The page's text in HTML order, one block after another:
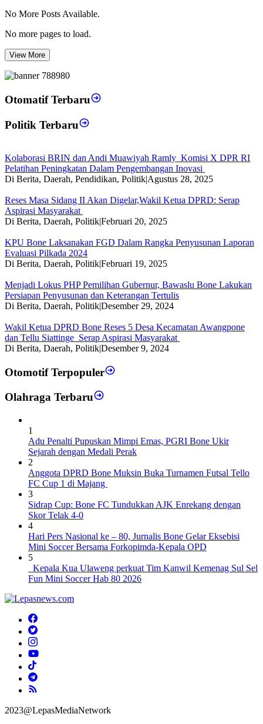
No More Posts Available.
No more pages to load.
View More
Otomatif Terbaru
Politik Terbaru
Kolaborasi BRIN dan Andi Muawiyah Ramly Komisi X DPR RI
Pelatihan Peningkatan Dalam Pengembangan Inovasi
Di Berita, Daerah, Pendidikan, Politik|Agustus 28, 2025
Reses Masa Sidang II Akan Digelar,Wakil Ketua DPRD: Serap
Aspirasi Masyarakat
Di Berita, Daerah, Politik|Februari 20, 2025
KPU Bone Laksanakan FGD Dalam Rangka Penyusunan Laporan
Evaluasi Pilkada 2024
Di Berita, Daerah, Politik|Februari 19, 2025
Menjadi Lokus PHP Pemilihan Gubernur, Bawaslu Bone Lakukan
Persiapan Penyusunan dan Keterangan Tertulis
Di Berita, Daerah, Politik|Desember 29, 2024
Wakil Ketua DPRD Bone Reses 5 Desa Kecamatan Awangpone
dan Tellu Siattinge Serap Aspirasi Masyarakat
Di Berita, Daerah, Politik|Desember 9, 2024
Otomotif Terpopuler
Olahraga Terbaru
1
Adu Penalti Pupuskan Mimpi Emas, PGRI Bone Ukir
Sejarah dengan Medali Perak
2
Anggota DPRD Bone Muksin Buka Turnamen Futsal Tello
FC Cup 1 di Majang
3
Sidrap Cup: Bone FC Tundukkan AJK Enrekang dengan
Skor Telak 4-0
4
Hari Pers Nasional ke – 80, Jurnalis Bone Gelar Eksebisi
Mini Soccer Bersama Forkopimda-Kepala OPD
5
Kepala Kua Ulaweng perkuat Tim Kanwil Kemenag Sul Sel
Fun Mini Soccer Hab 80 2026
2023@LepasMediaNetwork